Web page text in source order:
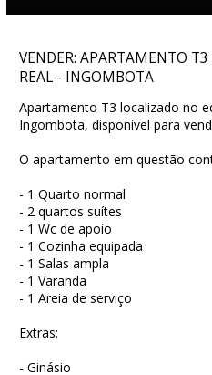
VENDER: APARTAMENTO
REAL - INGOMBOTA
Apartamento T3 localizado no
Ingombota, disponível para
O apartamento em questão
- 1 Quarto normal
- 2 quartos suítes
- 1 Wc de apoio
- 1 Cozinha equipada
- 1 Salas ampla
- 1 Varanda
- 1 Areia de serviço
Extras:
- Ginásio